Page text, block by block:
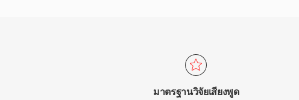
มาตรฐานวิจัยเสียงพูด